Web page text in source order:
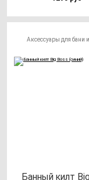
Аксессуары для бани
Бан­ный килт